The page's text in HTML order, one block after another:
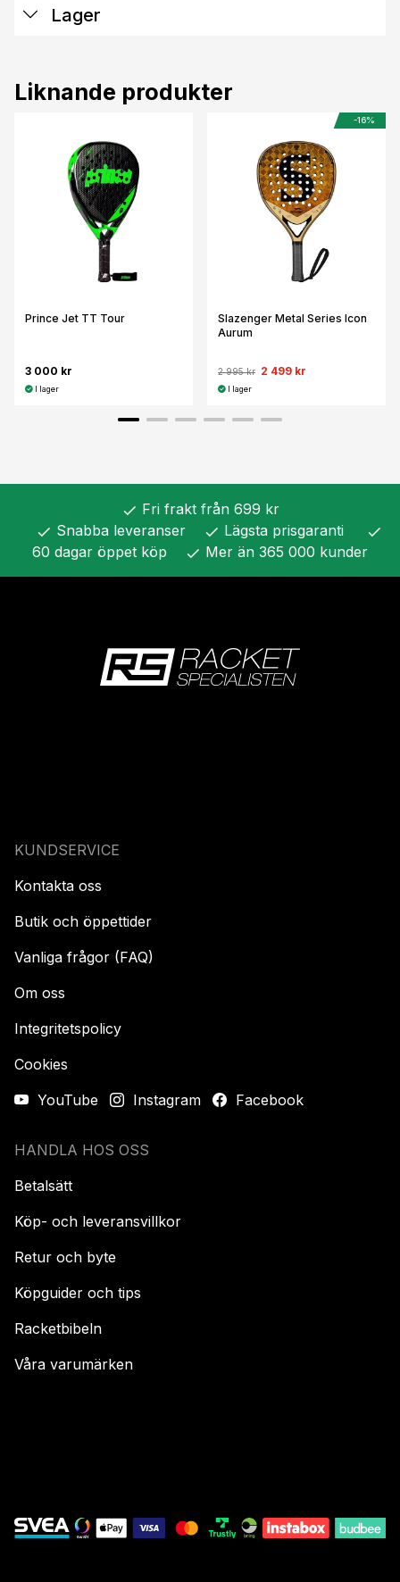
Lager
Liknande produkter
Prince Jet TT Tour
3 000 kr
I lager
-16%
Slazenger Metal Series Icon
Aurum
2 995 kr 2 499 kr
I lager
check Fri frakt från 699 kr
check Snabba leveranser check Lägsta prisgaranti check
60 dagar öppet köp check Mer än 365 000 kunder
KUNDSERVICE
Kontakta oss
Butik och öppettider
Vanliga frågor (FAQ)
Om oss
Integritetspolicy
Cookies
YouTube
Instagram Facebook
HANDLA HOS OSS
Betalsätt
Köp- och leveransvillkor
Retur och byte
Köpguider och tips
Racketbibeln
Våra varumärken